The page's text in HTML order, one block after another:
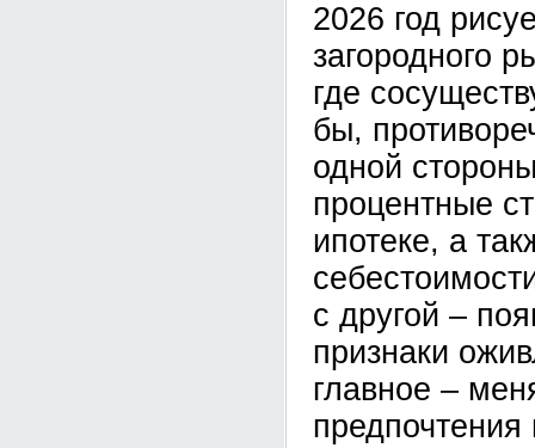
2026 год
загородного
где
бы,
одной
процентные
ипотеке, а
с другой –
признаки
главное –